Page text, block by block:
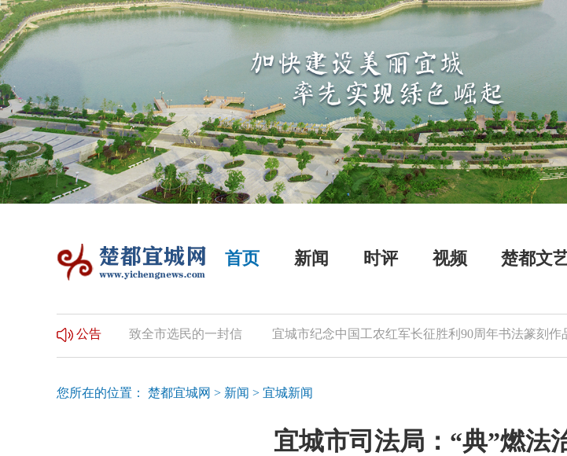
首页 新闻 时评 视频 楚都文
公告
登记的公告 致全市选民的一封信 宜城市纪念中国工农红军长征胜利90周年书法篆刻作品展
您所在的位置： 楚都宜城网 > 新闻 > 宜城新闻
宜城市司法局：“典”燃法